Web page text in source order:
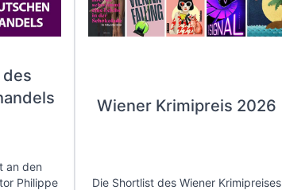
an den
Philippe
Wiener Krimipreis 2026
Die Shortlist des Wiener Krimipreises